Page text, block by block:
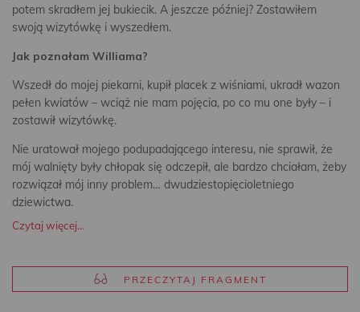
potem skradłem jej bukiecik. A jeszcze później? Zostawiłem
swoją wizytówkę i wyszedłem.
Jak poznałam Williama?
Wszedł do mojej piekarni, kupił placek z wiśniami, ukradł wazon
pełen kwiatów – wciąż nie mam pojęcia, po co mu one były – i
zostawił wizytówkę.
Nie uratował mojego podupadającego interesu, nie sprawił, że
mój walnięty były chłopak się odczepił, ale bardzo chciałam, żeby
rozwiązał mój inny problem… dwudziestopięcioletniego
dziewictwa.
Czytaj więcej...
PRZECZYTAJ FRAGMENT